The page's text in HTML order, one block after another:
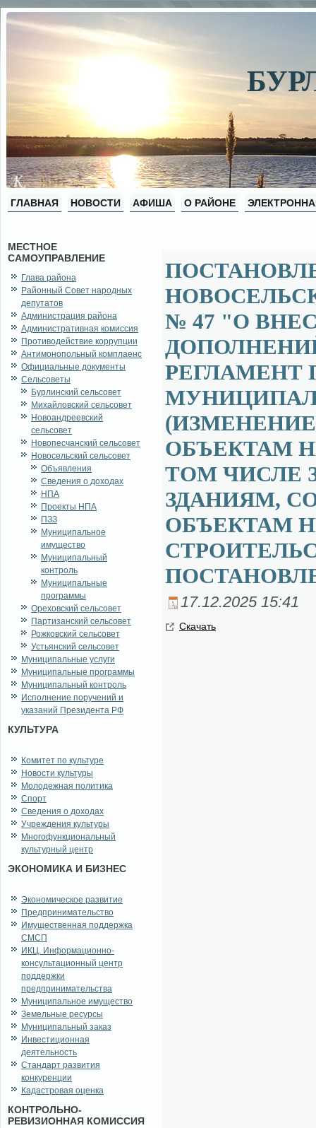
ГЛАВНАЯ НОВОСТИ АФИША О РАЙОНЕ
МЕСТНОЕ
САМОУПРАВЛЕНИЕ
Глава района
Районный Совет народных
депутатов
Администрация района
Административная комиссия
Противодействие коррупции
Антимонопольный комплаенс
Официальные документы
Сельсоветы
Бурлинский сельсовет
Михайловский сельсовет
Новоандреевский
сельсовет
Новопесчанский сельсовет
Новосельский сельсовет
Объявления
Сведения о доходах
НПА
Проекты НПА
ПЗЗ
Муниципальное
имущество
Муниципальный
контроль
Муниципальные
программы
Ореховский сельсовет
Партизанский сельсовет
Рожковский сельсовет
Устьянский сельсовет
Муниципальные услуги
Муниципальные программы
Муниципальный контроль
Исполнение поручений и
указаний Президента РФ
КУЛЬТУРА
Комитет по культуре
Новости культуры
Молодежная политика
Спорт
Сведения о доходах
Учреждения культуры
Многофункциональный
культурный центр
ЭКОНОМИКА И БИЗНЕС
Экономическое развитие
Предпринимательство
Имущественная поддержка
СМСП
ИКЦ. Информационно-
консультационный центр
поддержки
предпринимательства
Муниципальное имущество
Земельные ресурсы
Муниципальный заказ
Инвестиционная
деятельность
Стандарт развития
конкуренции
Кадастровая оценка
КОНТРОЛЬНО-
РЕВИЗИОННАЯ КОМИССИЯ
№ 47 "О
РЕГЛАМЕНТ
ОБЪЕКТАМ
ТОМ ЧИСЛЕ
ЗДАНИЯМ,
ОБЪЕКТАМ
17.12.2025 15:41
Ска­чать